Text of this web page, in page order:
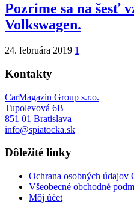
Pozrime sa na šesť
Volkswagen.
24. februára 2019 1
Kontakty
CarMagazin Group s.r.o.
Tupolevová 6B
851 01 Bratislava
info@spiatocka.sk
Dôležité linky
Ochrana osobných údajov
Všeobecné obchodné
Môj účet